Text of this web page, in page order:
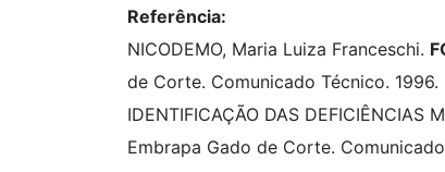
Referência:
NICODEMO, Maria Luiza Franceschi.
de Corte. Comunicado Técnico. 1996.
IDENTIFICAÇÃO DAS DEFICIÊNCIAS
Embrapa Gado de Corte.